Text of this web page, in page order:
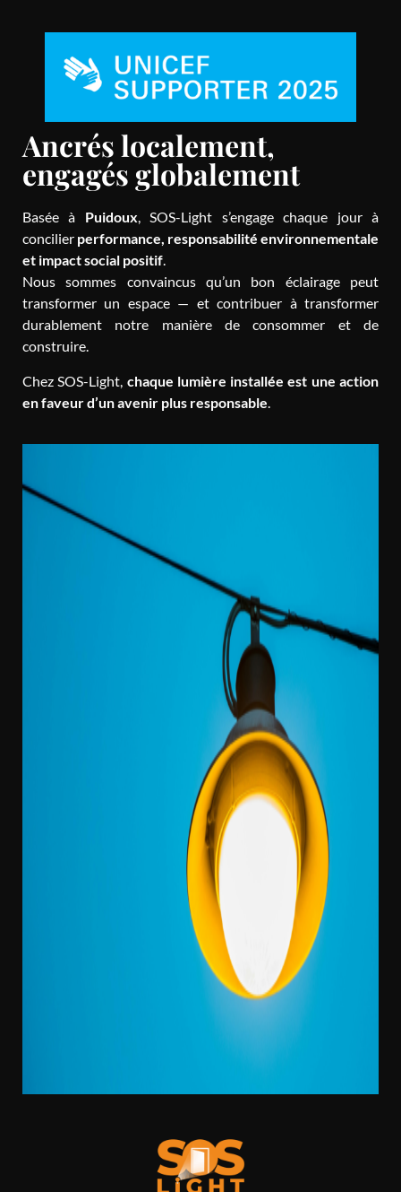
Ancrés localement,
engagés globalement
Basée à Puidoux, SOS-Light s’engage chaque jour à
concilier performance, responsabilité environnementale
et impact social positif.
Nous sommes convaincus qu’un bon éclairage peut
transformer un espace — et contribuer à transformer
durablement notre manière de consommer et de
construire.
Chez SOS-Light, chaque lumière installée est une action
en faveur d’un avenir plus responsable.